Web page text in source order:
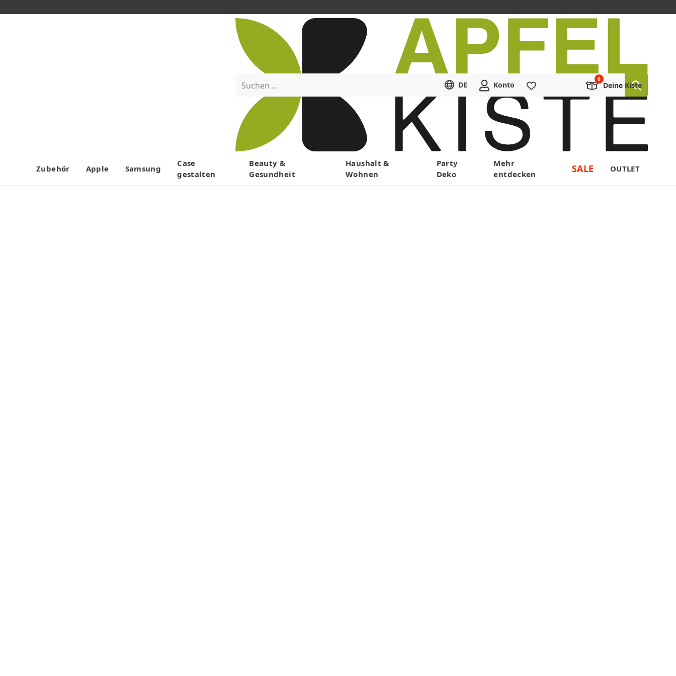
Menü
Suchen ... DE Konto Deine Kiste
Zubehör Apple Samsung
Case
gestalten
Beauty &
Gesundheit
Haushalt &
Wohnen
Party
Deko
Mehr
entdecken
SALE OUTLET